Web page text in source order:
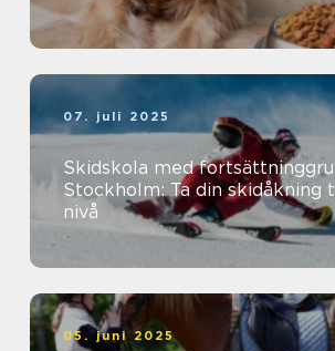
07. juli 2025
Skidskola med
Stockholm: Ta din skidåkning
nivå
05. juni 2025